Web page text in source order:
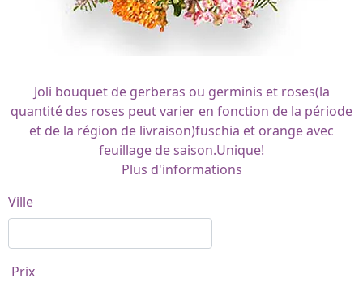
Joli bouquet de gerberas ou germinis et roses(la
quantité des roses peut varier en fonction de la période
et de la région de livraison)fuschia et orange avec
feuillage de saison.Unique!
Plus d'informations
Ville
Prix